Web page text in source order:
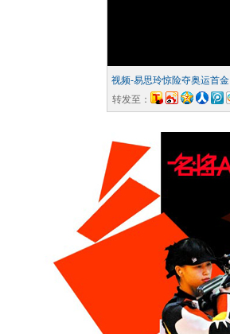
视频-易思玲惊险夺奥运首金
转发至：